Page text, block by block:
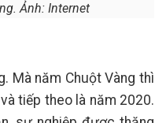
Ảnh: Internet
Mà năm Chuột Vàng thì
tiếp theo là năm 2020.